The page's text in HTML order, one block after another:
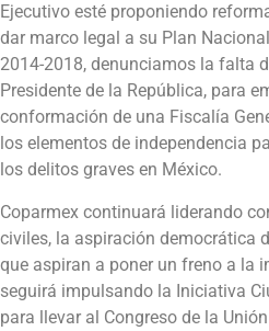
Ejecutivo esté proponiendo
dar marco legal a su Plan
2014-2018, denunciamos la falta
Presidente de la República, para
conformación de una Fiscalía
los elementos de independencia
los delitos graves en México.
Coparmex continuará liderando
civiles, la aspiración democrática
que aspiran a poner un freno a la
seguirá impulsando la Iniciativa
para llevar al Congreso de la